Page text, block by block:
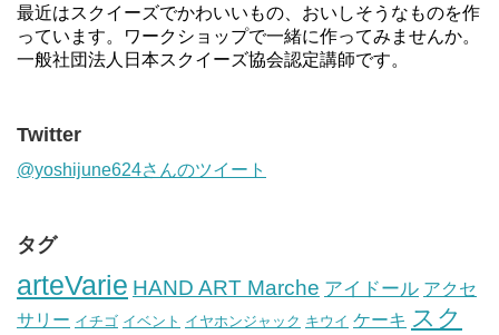
最近はスクイーズでかわいいもの、おいしそうなものを作
っています。ワークショップで一緒に作ってみませんか。
一般社団法人日本スクイーズ協会認定講師です。
Twitter
@yoshijune624さんのツイート
タグ
arteVarie HAND ART Marche アイドール アクセ
サリー イチゴ イベント イヤホンジャック キウイ ケーキ スク